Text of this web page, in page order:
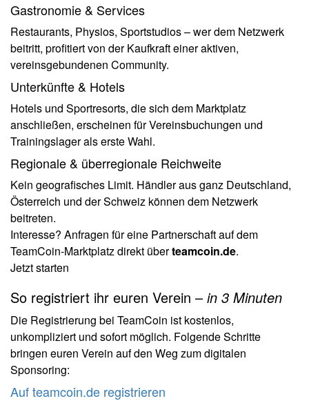
Gastronomie & Services
Restaurants, Physios, Sportstudios – wer dem Netzwerk
beitritt, profitiert von der Kaufkraft einer aktiven,
vereinsgebundenen Community.
Unterkünfte & Hotels
Hotels und Sportresorts, die sich dem Marktplatz
anschließen, erscheinen für Vereinsbuchungen und
Trainingslager als erste Wahl.
Regionale & überregionale Reichweite
Kein geografisches Limit. Händler aus ganz Deutschland,
Österreich und der Schweiz können dem Netzwerk
beitreten.
Interesse? Anfragen für eine Partnerschaft auf dem
TeamCoin-Marktplatz direkt überteamcoin.de.
Jetzt starten
So registriert ihr euren Verein – in 3 Minuten
Die Registrierung bei TeamCoin ist kostenlos,
unkompliziert und sofort möglich. Folgende Schritte
bringen euren Verein auf den Weg zum digitalen
Sponsoring:
Auf teamcoin.de registrieren